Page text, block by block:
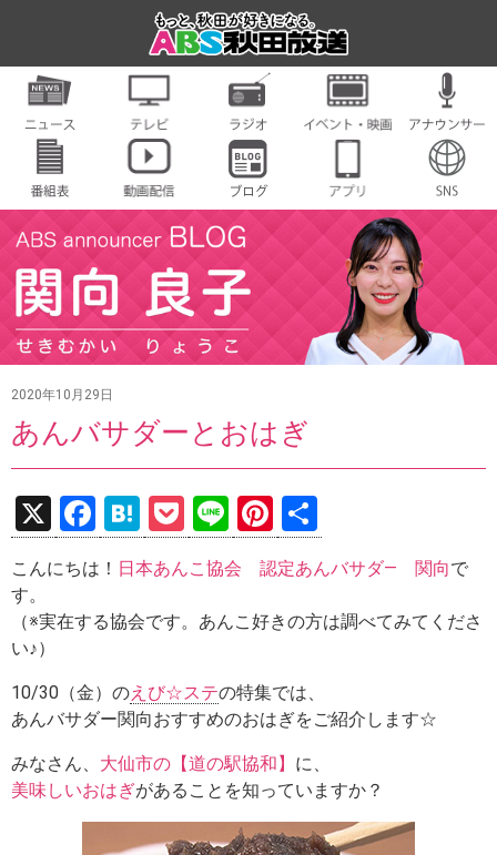
2020年10月29日
あんバサダーとおはぎ
X
F
a
ce
b
o
k
H
at
e
n
P
o
ck
et
Li
n
e
Pi
nt
er
es
有
こんにちは！ 日本あんこ協会 認定あんバサダ― 関向で
す。
（※実在する協会です。あんこ好きの方は調べてみてくださ
い♪）
10/30（金）のえび☆ステの特集では、
あんバサダー関向おすすめのおはぎをご紹介します☆
みなさん、 大仙市の【道の駅協和】 に、
美味しいおはぎがあることを知っていますか？